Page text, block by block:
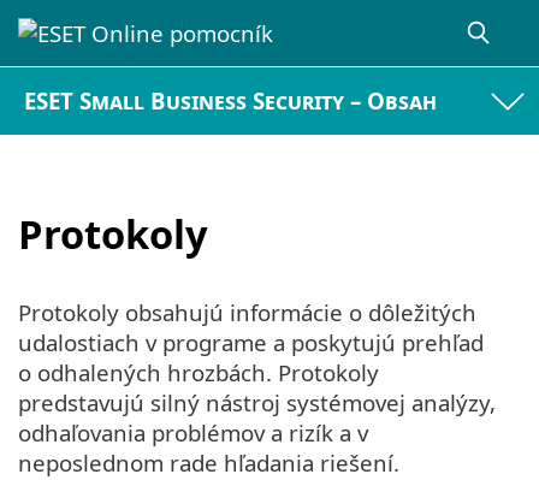
ESET Small Business Security – Obsah
Protokoly
Protokoly obsahujú informácie o dôležitých
udalostiach v programe a poskytujú prehľad
o odhalených hrozbách. Protokoly
predstavujú silný nástroj systémovej analýzy,
odhaľovania problémov a rizík a v
neposlednom rade hľadania riešení.